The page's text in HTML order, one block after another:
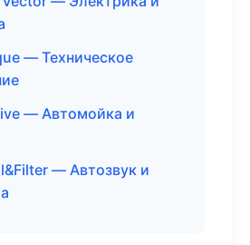
— Техническое
— Автомойка и
— Автозвук и